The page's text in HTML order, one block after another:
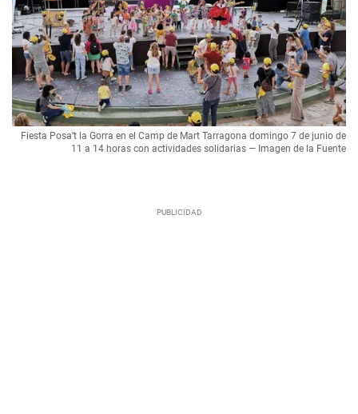
Fiesta Posa’t la Gorra en el Camp de Mart Tarragona domingo 7 de junio de
11 a 14 horas con actividades solidarias — Imagen de la Fuente